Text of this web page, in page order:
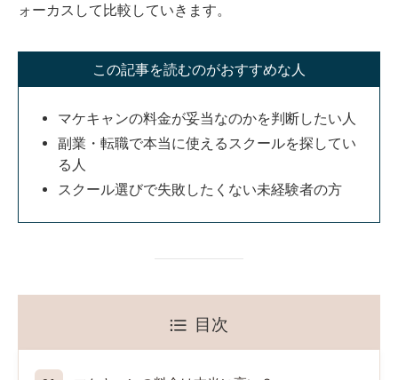
ォーカスして比較していきます。
この記事を読むのがおすすめな人
マケキャンの料金が妥当なのかを判断したい人
副業・転職で本当に使えるスクールを探してい
る人
スクール選びで失敗したくない未経験者の方
目次